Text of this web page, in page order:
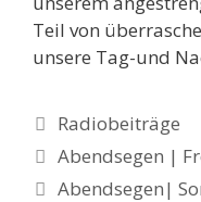
Teil von
unsere Tag-und
Kategorien
Radiobeiträge
Beitrags-
Navigation
Abendsegen |
Abendsegen|